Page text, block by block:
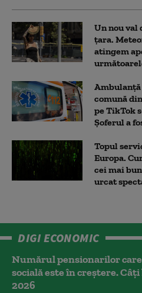
Un nou val
țara.
atingem
comună
pe TikTok
Șoferul a
Topul
Europa.
cei mai
urcat
DIGI ECONOMIC
Numărul pensionarilor
socială este în creștere.
2026